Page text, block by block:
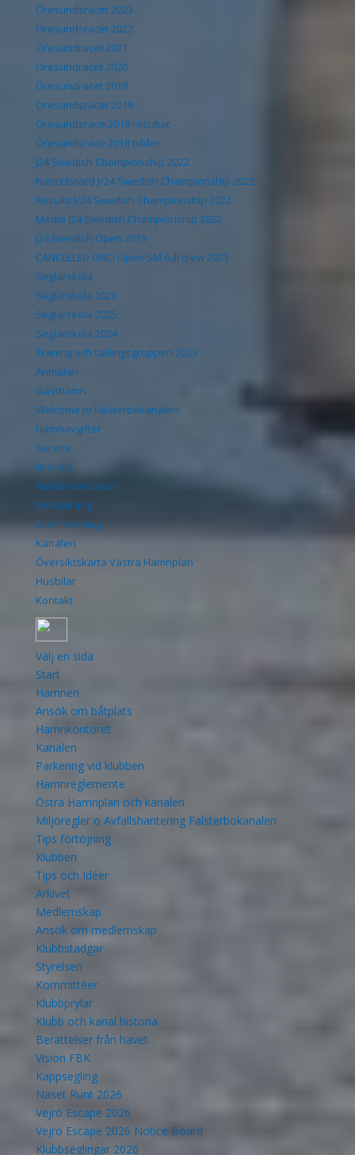
Öresundsracet 2023
Öresundsracet 2022
Öresundracet 2021
Öresundracet 2020
Öresundracet 2019
Öresundsracet 2018
Öresundsrace 2018 resultat
Öresundsrace 2018 bilder
J24 Swedish Championship 2022
Noticeboard J/24 Swedish Championship 2022
Results J/24 Swedish Championship 2022
Media J24 Swedish Championship 2022
J24 Swedish Open 2019
CANCELLED ORCi Open SM full crew 2023
Seglarskola
Seglarskola 2026
Seglarskola 2025
Seglarskola 2024
Träning och tävlingsgruppen 2023
Anmälan
Gästhamn
Welcome to Falsterbokanalen
Hamnavgifter
Service
Bränsle
Turistinformation
Restaurang
Latrintömning
Kanalen
Översiktskarta Västra Hamnplan
Husbilar
Kontakt
Välj en sida
Start
Hamnen
Ansök om båtplats
Hamnkontoret
Kanalen
Parkering vid klubben
Hamnreglemente
Östra Hamnplan och kanalen
Miljöregler o Avfallshantering Falsterbokanalen
Tips förtöjning
Klubben
Tips och Idéer
Arkivet
Medlemskap
Ansök om medlemskap
Klubbstadgar
Styrelsen
Kommittéer
Klubbprylar
Klubb och kanal historia
Berättelser från havet
Vision FBK
Kappsegling
Näset Runt 2026
Vejrö Escape 2026
Vejrö Escape 2026 Notice Board
Klubbseglingar 2026